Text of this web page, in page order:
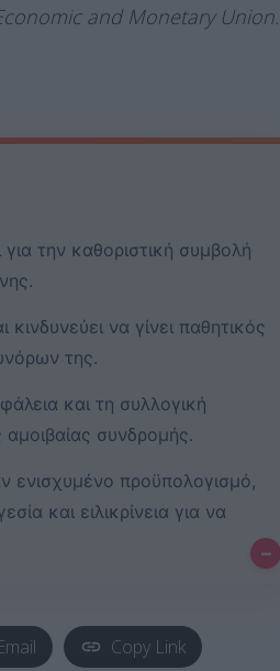
and Monetary Union.
την καθοριστική συμβολή
να γίνει παθητικός
της.
και τη συλλογική
αμοιβαίας συνδρομής.
ενισχυμένο προϋπολογισμό,
και ειλικρίνεια για να
–
Copy Link